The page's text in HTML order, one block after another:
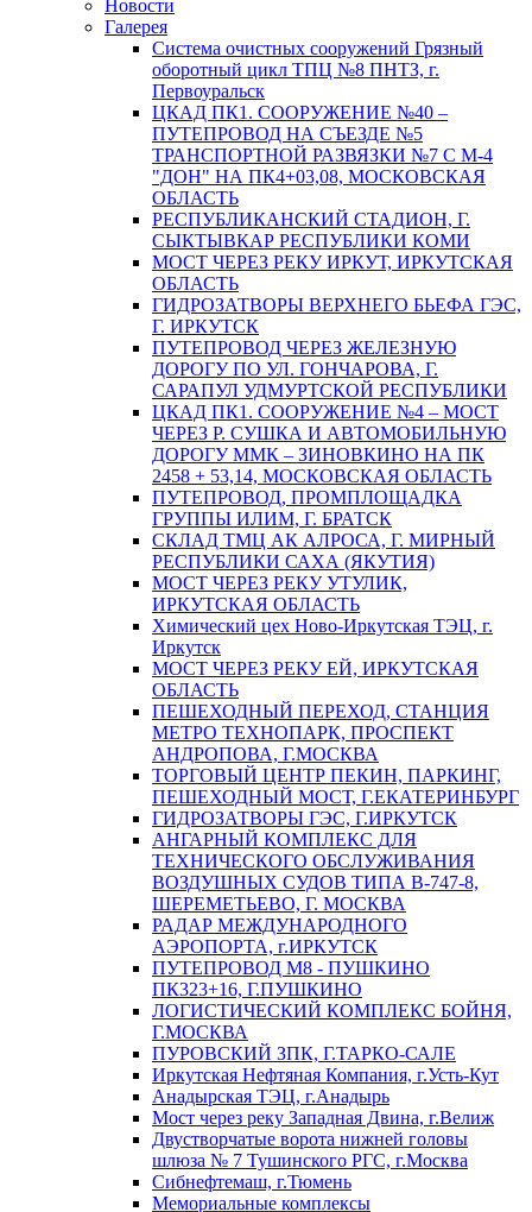
Новости
Галерея
Система очистных сооружений Грязный
оборотный цикл ТПЦ №8 ПНТЗ, г.
Первоуральск
ЦКАД ПК1. СООРУЖЕНИЕ №40 –
ПУТЕПРОВОД НА СЪЕЗДЕ №5
ТРАНСПОРТНОЙ РАЗВЯЗКИ №7 С М-4
"ДОН" НА ПК4+03,08, МОСКОВСКАЯ
ОБЛАСТЬ
РЕСПУБЛИКАНСКИЙ СТАДИОН, Г.
СЫКТЫВКАР РЕСПУБЛИКИ КОМИ
МОСТ ЧЕРЕЗ РЕКУ ИРКУТ, ИРКУТСКАЯ
ОБЛАСТЬ
ГИДРОЗАТВОРЫ ВЕРХНЕГО БЬЕФА ГЭС,
Г. ИРКУТСК
ПУТЕПРОВОД ЧЕРЕЗ ЖЕЛЕЗНУЮ
ДОРОГУ ПО УЛ. ГОНЧАРОВА, Г.
САРАПУЛ УДМУРТСКОЙ РЕСПУБЛИКИ
ЦКАД ПК1. СООРУЖЕНИЕ №4 – МОСТ
ЧЕРЕЗ Р. СУШКА И АВТОМОБИЛЬНУЮ
ДОРОГУ ММК – ЗИНОВКИНО НА ПК
2458 + 53,14, МОСКОВСКАЯ ОБЛАСТЬ
ПУТЕПРОВОД, ПРОМПЛОЩАДКА
ГРУППЫ ИЛИМ, Г. БРАТСК
СКЛАД ТМЦ АК АЛРОСА, Г. МИРНЫЙ
РЕСПУБЛИКИ САХА (ЯКУТИЯ)
МОСТ ЧЕРЕЗ РЕКУ УТУЛИК,
ИРКУТСКАЯ ОБЛАСТЬ
Химический цех Ново-Иркутская ТЭЦ, г.
Иркутск
МОСТ ЧЕРЕЗ РЕКУ ЕЙ, ИРКУТСКАЯ
ОБЛАСТЬ
ПЕШЕХОДНЫЙ ПЕРЕХОД, СТАНЦИЯ
МЕТРО ТЕХНОПАРК, ПРОСПЕКТ
АНДРОПОВА, Г.МОСКВА
ТОРГОВЫЙ ЦЕНТР ПЕКИН, ПАРКИНГ,
ПЕШЕХОДНЫЙ МОСТ, Г.ЕКАТЕРИНБУРГ
ГИДРОЗАТВОРЫ ГЭС, Г.ИРКУТСК
АНГАРНЫЙ КОМПЛЕКС ДЛЯ
ТЕХНИЧЕСКОГО ОБСЛУЖИВАНИЯ
ВОЗДУШНЫХ СУДОВ ТИПА В-747-8,
ШЕРЕМЕТЬЕВО, Г. МОСКВА
РАДАР МЕЖДУНАРОДНОГО
АЭРОПОРТА, г.ИРКУТСК
ПУТЕПРОВОД М8 - ПУШКИНО
ПК323+16, Г.ПУШКИНО
ЛОГИСТИЧЕСКИЙ КОМПЛЕКС БОЙНЯ,
Г.МОСКВА
ПУРОВСКИЙ ЗПК, Г.ТАРКО-САЛЕ
Иркутская Нефтяная Компания, г.Усть-Кут
Анадырская ТЭЦ, г.Анадырь
Мост через реку Западная Двина, г.Велиж
Двустворчатые ворота нижней головы
шлюза № 7 Тушинского РГС, г.Москва
Сибнефтемаш, г.Тюмень
Мемориальные комплексы